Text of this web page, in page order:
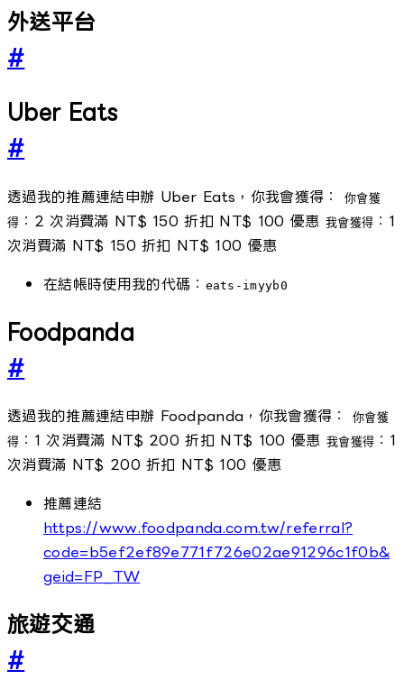
外送平台
#
Uber Eats
#
透過我的推薦連結申辦 Uber Eats，你我會獲得：
你會獲
得 ：2 次消費滿 NT$ 150 折扣 NT$ 100 優惠 我會獲得 ：1
次消費滿 NT$ 150 折扣 NT$ 100 優惠
在結帳時使用我的代碼： eats-imyyb0
Foodpanda
#
透過我的推薦連結申辦 Foodpanda，你我會獲得：
你會獲
得 ：1 次消費滿 NT$ 200 折扣 NT$ 100 優惠 我會獲得 ：1
次消費滿 NT$ 200 折扣 NT$ 100 優惠
推薦連結
https://www.foodpanda.com.tw/referral?
code=b5ef2ef89e771f726e02ae91296c1f0b&
geid=FP_TW
旅遊交通
#